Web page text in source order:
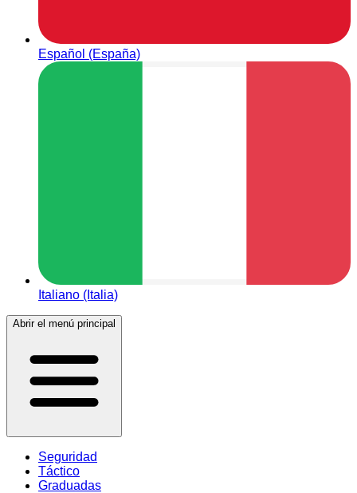
Español (España)
Italiano (Italia)
Abrir el menú principal
Seguridad
Táctico
Graduadas